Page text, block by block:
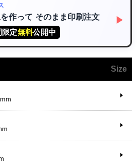
作って そのまま印刷注文
限定無料公開中
▶
Size